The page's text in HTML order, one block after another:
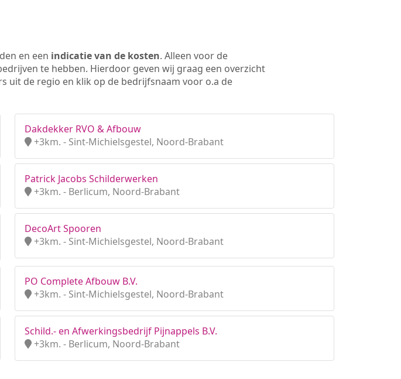
en een indicatie van de kosten. Alleen voor de
te hebben. Hierdoor geven wij graag een overzicht
uit de regio en klik op de bedrijfsnaam voor o.a de
Dakdekker RVO & Afbouw
+3km. - Sint-Michielsgestel, Noord-Brabant
Patrick Jacobs Schilderwerken
+3km. - Berlicum, Noord-Brabant
DecoArt Spooren
+3km. - Sint-Michielsgestel, Noord-Brabant
PO Complete Afbouw B.V.
+3km. - Sint-Michielsgestel, Noord-Brabant
Schild.- en Afwerkingsbedrijf Pijnappels B.V.
+3km. - Berlicum, Noord-Brabant